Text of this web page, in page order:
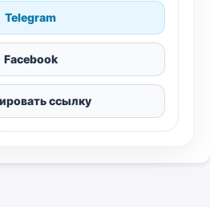
Telegram
Facebook
ссылку